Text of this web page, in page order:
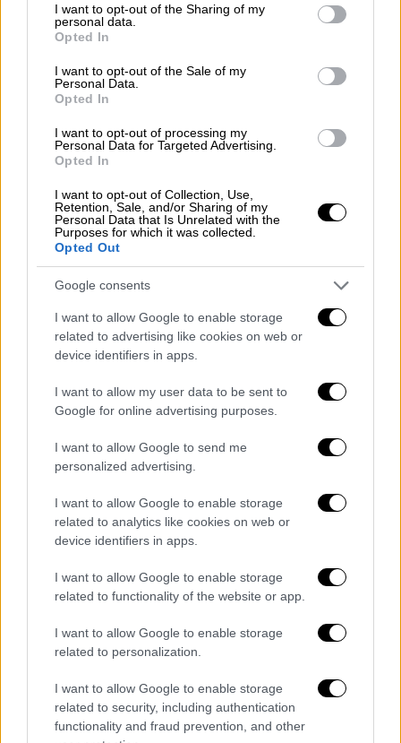
not limited to your visit or usage behaviour. You may click to
grant or deny consent to Google and its third-party tags to
use your data for below specified purposes in below Google
consent section.
I want to opt-out of the Sharing of my
personal data.
Opted In
I want to opt-out of the Sale of my
Personal Data.
Opted In
I want to opt-out of processing my
Personal Data for Targeted Advertising.
Opted In
I want to opt-out of Collection, Use,
Retention, Sale, and/or Sharing of my
Personal Data that Is Unrelated with the
Purposes for which it was collected.
Opted Out
Google consents
I want to allow Google to enable storage
related to advertising like cookies on web or
device identifiers in apps.
I want to allow my user data to be sent to
Google for online advertising purposes.
I want to allow Google to send me
personalized advertising.
I want to allow Google to enable storage
related to analytics like cookies on web or
device identifiers in apps.
I want to allow Google to enable storage
related to functionality of the website or app.
I want to allow Google to enable storage
related to personalization.
I want to allow Google to enable storage
related to security, including authentication
functionality and fraud prevention, and other
Ελλάδα|07.02.2025 21:30
Κλήρωση Eurojackpot: Αυτοί είναι οι
αριθμοί που κερδίζουν 75 εκατ. ευρώ
«Έγινε ένας μεγάλος
σκόνταψεκαι χτύπησε το κεφάλι του στον
τοίχο. Δεν είχε τιςαισθήσειςκαι τον έθαψα
στην αυλή. Μόνη μου τον έθαψα» ήταν η
κυνική ομολογία της34χρονηςστους
αστυνομικούς το βράδυ της
Μάλιστα, η34χρονηβρίσκεται ακόμη στο
αστυνομικό τμήμα και καταθέτει.
τους
Σύμφωνα με πληροφορίες του Star, το
τρίχρονο παιδί του ζευγαριού ήταν εκείνο
που «πρόδωσε» την πράξη της μητέρας του.